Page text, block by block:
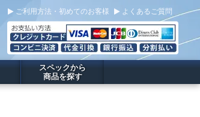
ご利用方法・初めてのお客様 よくあるご質問
スペックから
商品を探す